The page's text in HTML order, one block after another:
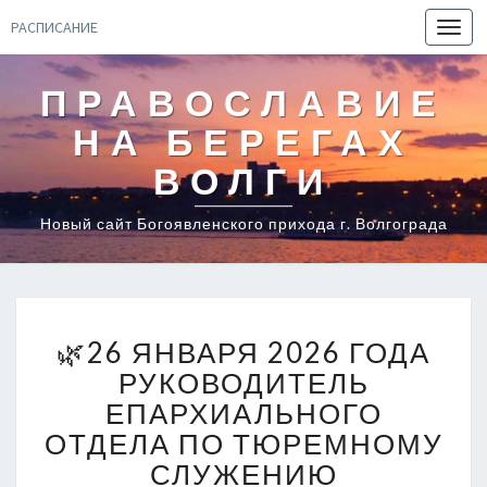
РАСПИСАНИЕ
ПРАВОСЛАВИЕ
НА БЕРЕГАХ
ВОЛГИ
Новый сайт Богоявленского прихода г. Волгограда
26
ЯНВАРЯ
2026
ГОДА
РУКОВОДИТЕЛЬ
ЕПАРХИАЛЬНОГО
🌿26 ЯНВАРЯ 2026 ГОДА
РУКОВОДИТЕЛЬ
ЕПАРХИАЛЬНОГО
ОТДЕЛА ПО ТЮРЕМНОМУ
СЛУЖЕНИЮ